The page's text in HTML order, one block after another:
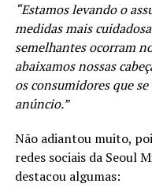
“Estamos levando o
medidas mais
semelhantes ocorram
abaixamos nossas
os consumidores que
anúncio.”
Não adiantou muito,
redes sociais da Seoul
destacou algumas: